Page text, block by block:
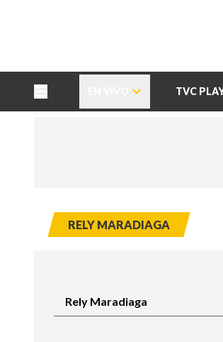
TVC
RELY MARADIAGA